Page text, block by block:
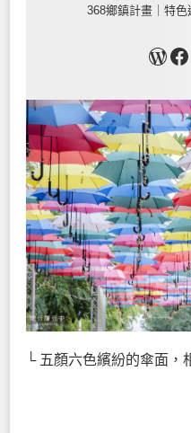
368鄉鎮計畫｜特
關於我Facebook
└ 五顏六色繽紛的傘面，